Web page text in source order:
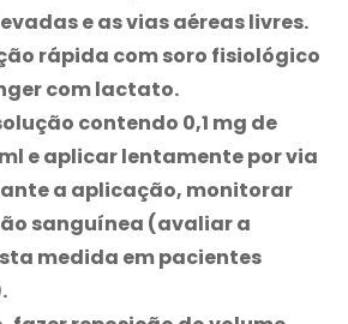
e as vias aéreas livres.
rápida com soro fisiológico
com lactato.
contendo 0,1 mg de
e aplicar lentamente por via
a aplicação, monitorar
sanguínea (avaliar a
medida em pacientes